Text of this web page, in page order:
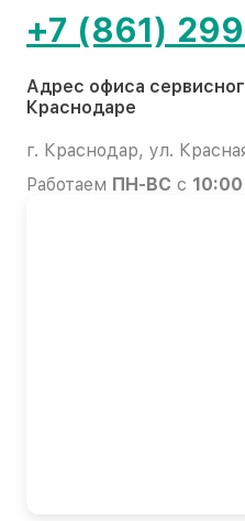
+7 (861)
Адрес офиса
Краснодаре
г. Краснодар, ул.
Работаем ПН-ВС с 10:00